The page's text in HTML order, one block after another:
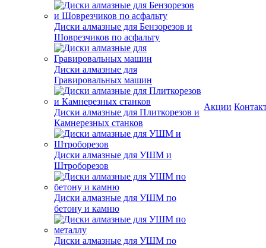
Диски алмазные для Бензорезов и
Шоврезчиков по асфальту
Диски алмазные для
Гравировальных машин
Диски алмазные для Плиткорезов и
Камнерезных станков
Диски алмазные для УШМ и
Штроборезов
Диски алмазные для УШМ по
бетону и камню
Диски алмазные для УШМ по
Акции